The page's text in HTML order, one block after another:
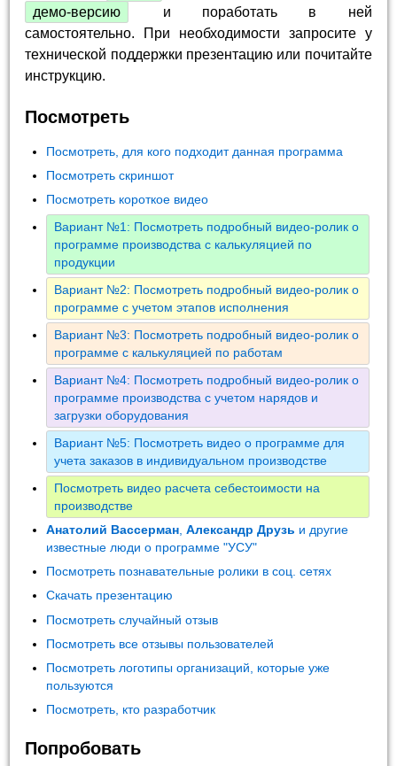
демо-версию
и поработать в ней
самостоятельно. При необходимости запросите у
технической поддержки презентацию или почитайте
инструкцию.
Посмотреть
Посмотреть, для кого подходит данная программа
Посмотреть скриншот
Посмотреть короткое видео
Вариант №1: Посмотреть подробный видео-ролик о
программе производства с калькуляцией по
продукции
Вариант №2: Посмотреть подробный видео-ролик о
программе с учетом этапов исполнения
Вариант №3: Посмотреть подробный видео-ролик о
программе с калькуляцией по работам
Вариант №4: Посмотреть подробный видео-ролик о
программе производства с учетом нарядов и
загрузки оборудования
Вариант №5: Посмотреть видео о программе для
учета заказов в индивидуальном производстве
Посмотреть видео расчета себестоимости на
производстве
Анатолий Вассерман ,Александр Друзь и другие
известные люди о программе "УСУ"
Посмотреть познавательные ролики в соц. сетях
Скачать презентацию
Посмотреть случайный отзыв
Посмотреть все отзывы пользователей
Посмотреть логотипы организаций, которые уже
пользуются
Посмотреть, кто разработчик
Попробовать